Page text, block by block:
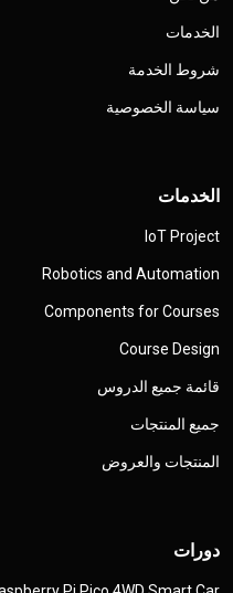
الخدمات
شروط الخدمة
سياسة الخصوصية
الخدمات
IoT Project
Robotics and Automation
Components for Courses
Course Design
قائمة جميع الدروس
جميع المنتجات
المنتجات والعروض
دورات